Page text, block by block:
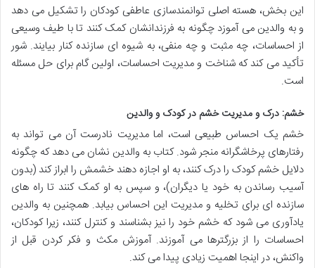
این بخش، هسته اصلی توانمندسازی عاطفی کودکان را تشکیل می دهد
و به والدین می آموزد چگونه به فرزندانشان کمک کنند تا با طیف وسیعی
از احساسات، چه مثبت و چه منفی، به شیوه ای سازنده کنار بیایند. شور
تأکید می کند که شناخت و مدیریت احساسات، اولین گام برای حل مسئله
است.
خشم: درک و مدیریت خشم در کودک و والدین
خشم یک احساس طبیعی است، اما مدیریت نادرست آن می تواند به
رفتارهای پرخاشگرانه منجر شود. کتاب به والدین نشان می دهد که چگونه
دلایل خشم کودک را درک کنند، به او اجازه دهند خشمش را ابراز کند (بدون
آسیب رساندن به خود یا دیگران)، و سپس به او کمک کنند تا راه های
سازنده ای برای تخلیه و مدیریت این احساس بیابد. همچنین به والدین
یادآوری می شود که خشم خود را نیز بشناسند و کنترل کنند، زیرا کودکان،
احساسات را از بزرگترها می آموزند. آموزش مکث و فکر کردن قبل از
واکنش، در اینجا اهمیت زیادی پیدا می کند.